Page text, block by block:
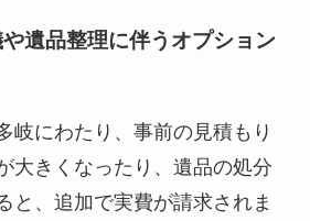
遺品整理に伴うオプション
岐にわたり、事前の見積もり
大きくなったり、遺品の処分
と、追加で実費が請求されま